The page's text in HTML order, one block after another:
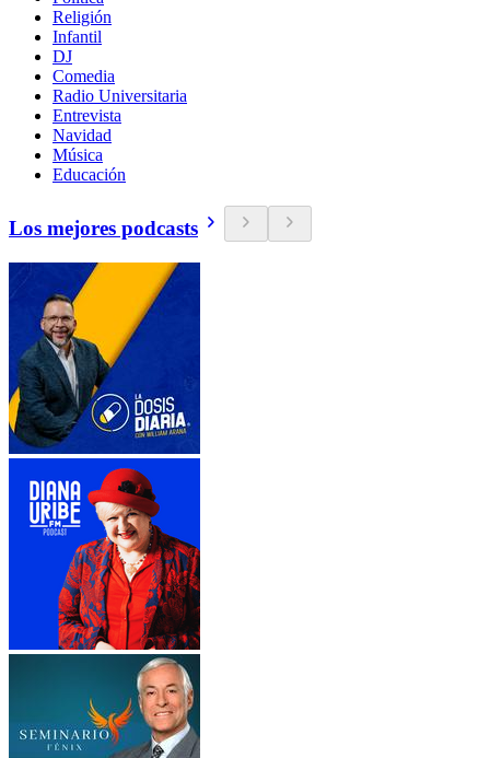
Religión
Infantil
DJ
Comedia
Radio Universitaria
Entrevista
Navidad
Música
Educación
Los mejores podcasts